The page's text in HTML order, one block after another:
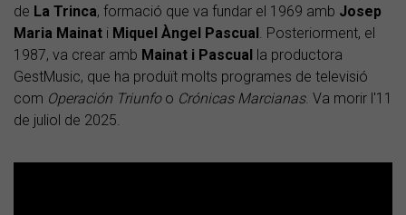
de La Trinca, formació que va fundar el 1969 amb Josep
Maria Mainat i Miquel Àngel Pascual . Posteriorment, el
1987, va crear amb Mainat i Pascual
la productora
GestMusic, que ha produït molts programes de televisió
com Operación Triunfoo Crónicas Marcianas. Va morir l'11
de juliol de 2025.